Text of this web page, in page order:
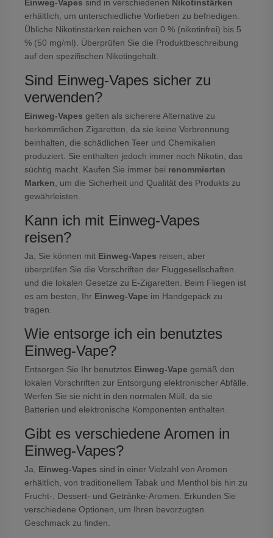
Einweg-Vapes sind in verschiedenen Nikotinstärken
erhältlich, um unterschiedliche Vorlieben zu befriedigen.
Übliche Nikotinstärken reichen von 0 % (nikotinfrei) bis 5
% (50 mg/ml). Überprüfen Sie die Produktbeschreibung
auf den spezifischen Nikotingehalt.
Sind Einweg-Vapes sicher zu
verwenden?
Einweg-Vapes gelten als sicherere Alternative zu
herkömmlichen Zigaretten, da sie keine Verbrennung
beinhalten, die schädlichen Teer und Chemikalien
produziert. Sie enthalten jedoch immer noch Nikotin, das
süchtig macht. Kaufen Sie immer bei renommierten
Marken, um die Sicherheit und Qualität des Produkts zu
gewährleisten.
Kann ich mit Einweg-Vapes
reisen?
Ja, Sie können mit Einweg-Vapes reisen, aber
überprüfen Sie die Vorschriften der Fluggesellschaften
und die lokalen Gesetze zu E-Zigaretten. Beim Fliegen ist
es am besten, Ihr Einweg-Vape im Handgepäck zu
tragen.
Wie entsorge ich ein benutztes
Einweg-Vape?
Entsorgen Sie Ihr benutztes Einweg-Vape gemäß den
lokalen Vorschriften zur Entsorgung elektronischer Abfälle.
Werfen Sie sie nicht in den normalen Müll, da sie
Batterien und elektronische Komponenten enthalten.
Gibt es verschiedene Aromen in
Einweg-Vapes?
Ja, Einweg-Vapes sind in einer Vielzahl von Aromen
erhältlich, von traditionellem Tabak und Menthol bis hin zu
Frucht-, Dessert- und Getränke-Aromen. Erkunden Sie
verschiedene Optionen, um Ihren bevorzugten
Geschmack zu finden.